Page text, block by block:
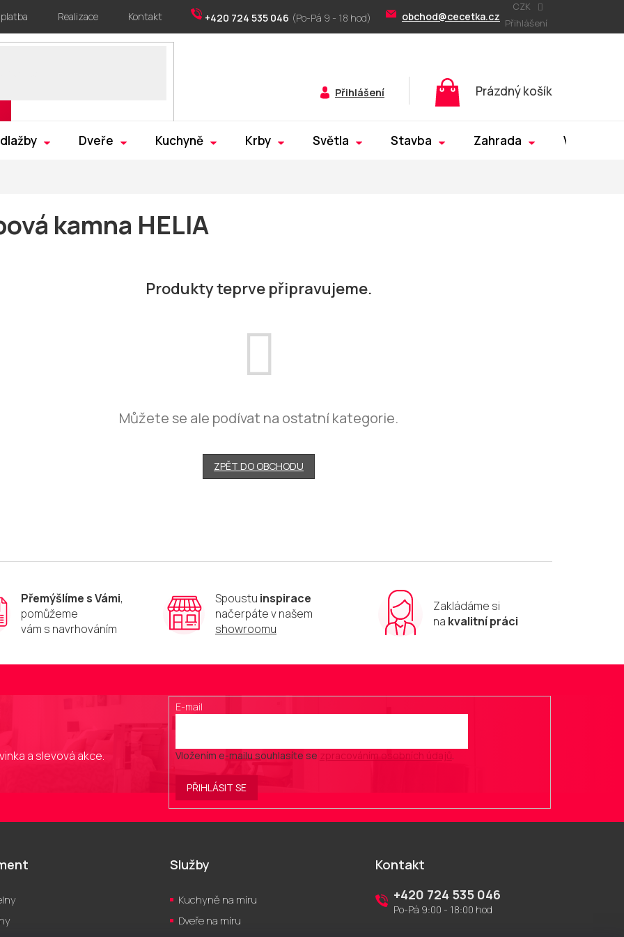
+420 724 535 046 obchod@cecetka.cz
Realizace Kontakt
CZK
Přihlášení
Přihlášení
Nákupní
košík
Prázdný košík
Dveře Kuchyně Krby Světla Stavba Zahrada Výprodej
kamna HELIA
Produkty teprve připravujeme.
Můžete se ale podívat na ostatní kategorie.
ZPĚT DO OBCHODU
Přemýšlíme s Vámi,
pomůžeme
vám s navrhováním
Spoustu inspirace
načerpáte v našem
showroomu
Zakládáme si
na kvalitní práci
a slevová akce.
E-mail
Vložením e-mailu souhlasíte se zpracováním osobních údajů.
PŘIHLÁSIT SE
Služby
Kuchyně na míru
Dveře na míru
Kontakt
+420 724 535 046
Po-Pá 9:00 - 18:00 hod